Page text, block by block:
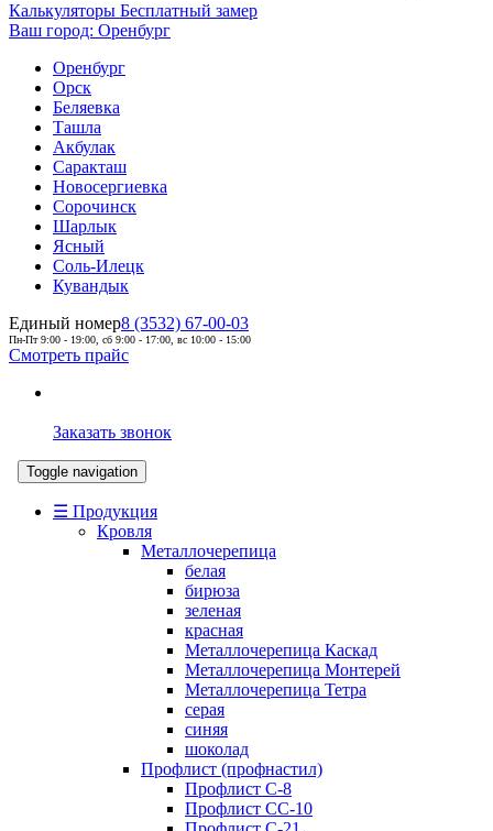
Калькуляторы Бесплатный замер
Ваш город: Оренбург
Оренбург
Орск
Беляевка
Ташла
Акбулак
Саракташ
Новосергиевка
Сорочинск
Шарлык
Ясный
Соль-Илецк
Кувандык
Единый номер8 (3532) 67-00-03
Пн-Пт 9:00 - 19:00, сб 9:00 - 17:00, вс 10:00 - 15:00
Смотреть прайс
Заказать звонок
Toggle navigation
☰ Продукция
Кровля
Металлочерепица
белая
бирюза
зеленая
красная
Металлочерепица Каскад
Металлочерепица Монтерей
Металлочерепица Тетра
серая
синяя
шоколад
Профлист (профнастил)
Профлист С-8
Профлист СС-10